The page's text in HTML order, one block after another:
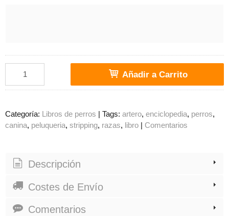
Añadir a Carrito
Categoría: Libros de perros | Tags: artero enciclopedia perros
canina peluqueria stripping razas libro | Comentarios
Descripción
Costes de Envío
Comentarios